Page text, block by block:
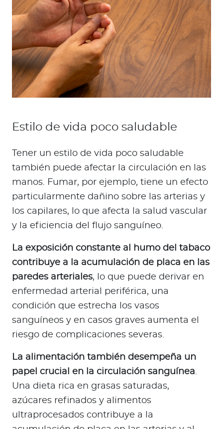
Estilo de vida poco saludable
Tener un estilo de vida poco saludable
también puede afectar la circulación en las
manos. Fumar, por ejemplo, tiene un efecto
particularmente dañino sobre las arterias y
los capilares, lo que afecta la salud vascular
y la eficiencia del flujo sanguíneo.
La exposición constante al humo del tabaco
contribuye a la acumulación de placa en las
paredes arteriales, lo que puede derivar en
enfermedad arterial periférica, una
condición que estrecha los vasos
sanguíneos y en casos graves aumenta el
riesgo de complicaciones severas.
La alimentación también desempeña un
papel crucial en la circulación sanguínea.
Una dieta rica en grasas saturadas,
azúcares refinados y alimentos
ultraprocesados contribuye a la